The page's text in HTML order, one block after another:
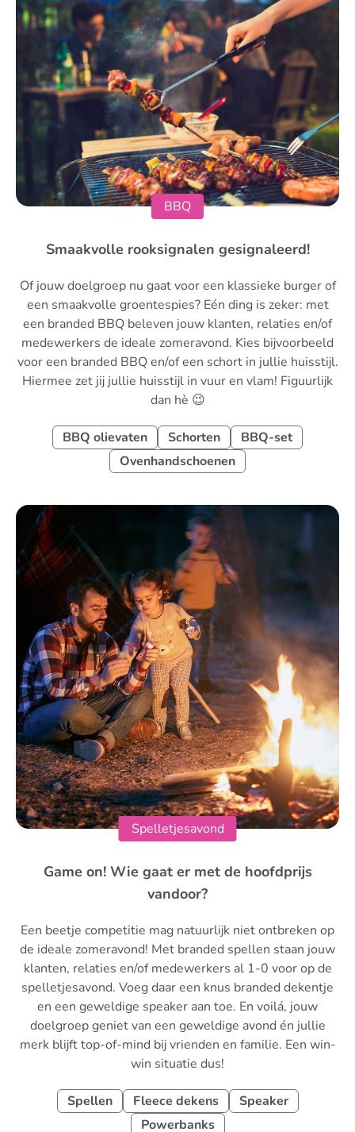
BBQ
Smaakvolle rooksignalen gesignaleerd!
Of jouw doelgroep nu gaat voor een klassieke burger of
een smaakvolle groentespies? Eén ding is zeker: met
een branded BBQ beleven jouw klanten, relaties en/of
medewerkers de ideale zomeravond. Kies bijvoorbeeld
voor een branded BBQ en/of een schort in jullie huisstijl.
Hiermee zet jij jullie huisstijl in vuur en vlam! Figuurlijk
dan hè 😉
BBQ olievaten Schorten
BBQ-set
Ovenhandschoenen
Spelletjesavond
Game on! Wie gaat er met de hoofdprijs
vandoor?
Een beetje competitie mag natuurlijk niet ontbreken op
de ideale zomeravond! Met branded spellen staan jouw
klanten, relaties en/of medewerkers al 1-0 voor op de
spelletjesavond. Voeg daar een knus branded dekentje
en een geweldige speaker aan toe. En voilá, jouw
doelgroep geniet van een geweldige avond én jullie
merk blijft top-of-mind bij vrienden en familie. Een win-
win situatie dus!
Spellen Fleece dekens
Speaker
Powerbanks